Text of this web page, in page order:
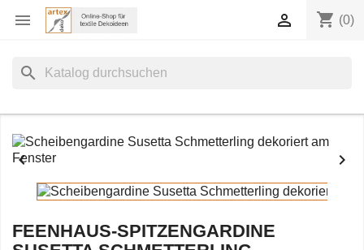
 shopping_cart (0)

search
 
FEENHAUS-SPITZENGARDINE